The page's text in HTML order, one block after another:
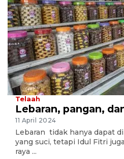
Telaah
Lebaran, pangan,
11 April 2024
Lebaran tidak hanya dapat
yang suci, tetapi Idul Fitri
raya ...